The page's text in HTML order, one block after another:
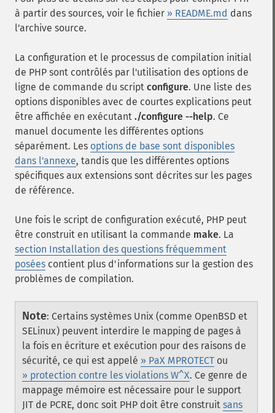
à partir des sources, voir le fichier » README.md dans
l'archive source.
La configuration et le processus de compilation initial
de PHP sont contrôlés par l'utilisation des options de
ligne de commande du script configure. Une liste des
options disponibles avec de courtes explications peut
être affichée en exécutant ./configure --help. Ce
manuel documente les différentes options
séparément. Les options de base sont disponibles
dans l'annexe, tandis que les différentes options
spécifiques aux extensions sont décrites sur les pages
de référence.
Une fois le script de configuration exécuté, PHP peut
être construit en utilisant la commande make. La
section Installation des questions fréquemment
posées contient plus d'informations sur la gestion des
problèmes de compilation.
Note: Certains systèmes Unix (comme OpenBSD et
SELinux) peuvent interdire le mapping de pages à
la fois en écriture et exécution pour des raisons de
sécurité, ce qui est appelé » PaX MPROTECT ou
» protection contre les violations W^X. Ce genre de
mappage mémoire est nécessaire pour le support
JIT de PCRE, donc soit PHP doit être construit sans